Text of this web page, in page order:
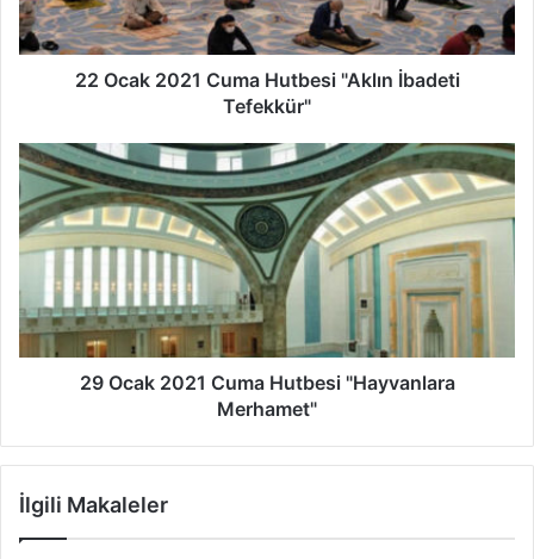
0
2
m
a
H
u
t
s
l
n
22 Ocak 2021 Cuma Hutbesi "Aklın İbadeti
Tefekkür"
2
9
O
c
a
2
0
2
29 Ocak 2021 Cuma Hutbesi "Hayvanlara
Merhamet"
İlgili Makaleler